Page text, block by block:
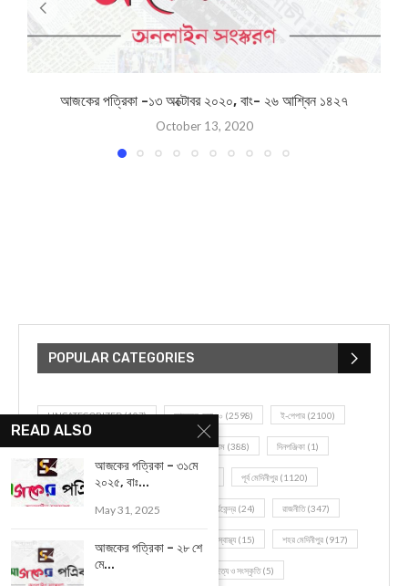
আজকের পত্রিকা -১৩ অক্টোবর ২০২০, বাং- ২৬ আশ্বিন ১৪২৭
October 13, 2020
POPULAR CATEGORIES
UNCATEGORIZED(107) আজকের সেরা ১০ (2598) ই-পেপার (2100)
খেলাধূলো(5) জেলার খবর(602) ঝাড়গ্রাম (388) দিনপঞ্জিকা (1)
দৈনিক রাশিফল (819) পূর্ব মেদিনীপুর (1120)
বন্যপ্রাণ বিনোদন (3) ভ্রমণ এবং তীর্থকেন্দ্র (24) রাজনীতি(347)
শরীর স্বাস্থ্য (15) শহর মেদিনীপুর (917)
শিক্ষা ব্যবস্থা (75) সাহিত্য ও সংস্কৃতি(5)
READ ALSO
আজকের পত্রিকা – ৩১মে
২০২৫, বাঃ...
May 31, 2025
আজকের পত্রিকা – ২৮ শে
মে...